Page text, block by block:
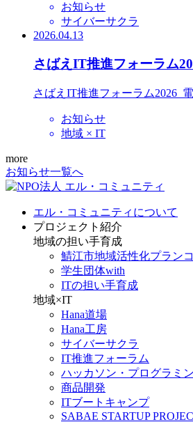
お知らせ
サイバーサクラ
2026.04.13
さばえIT推進フォーラム
さばえIT推進フォーラム2026_
お知らせ
地域 × IT
more
お知らせ一覧へ
エル・コミュニティについて
プロジェクト紹介
地域の担い手育成
鯖江市地域活性化プラン
学生団体with
ITの担い手育成
地域×IT
Hana道場
Hana工房
サイバーサクラ
IT推進フォーラム
ハッカソン・プログラミ
商品開発
ITブートキャンプ
SABAE STARTUP